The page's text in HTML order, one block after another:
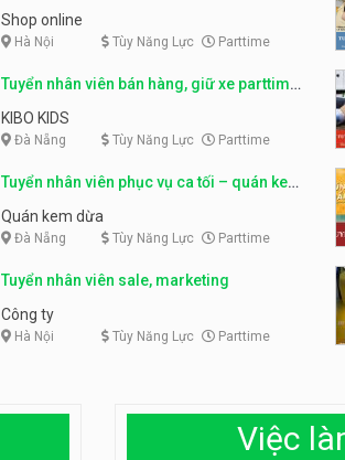
fulltime
Shop online
Hà Nội Tùy Năng Lực Parttime
Tuyển nhân viên bán hàng, giữ xe parttime
– Kibo Kid
KIBO KIDS
Đà Nẵng Tùy Năng Lực Parttime
Tuyển nhân viên phục vụ ca tối – quán kem
dừa
Quán kem dừa
Đà Nẵng Tùy Năng Lực Parttime
Tuyển nhân viên sale, marketing
Công ty
Hà Nội Tùy Năng Lực Parttime
Việc